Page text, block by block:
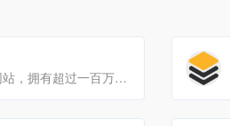
一个高清壁纸网站，拥有超过一百万张高清壁纸